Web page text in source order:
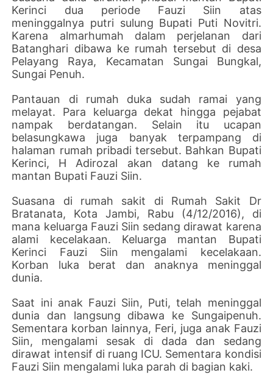
Kerinci dua periode Fauzi Siin atas
meninggalnya putri sulung Bupati Puti Novitri.
Karena almarhumah dalam perjelanan dari
Batanghari dibawa ke rumah tersebut di desa
Pelayang Raya, Kecamatan Sungai Bungkal,
Sungai Penuh.
Pantauan di rumah duka sudah ramai yang
melayat. Para keluarga dekat hingga pejabat
nampak berdatangan. Selain itu ucapan
belasungkawa juga banyak terpampang di
halaman rumah pribadi tersebut. Bahkan Bupati
Kerinci, H Adirozal akan datang ke rumah
mantan Bupati Fauzi Siin.
Suasana di rumah sakit di Rumah Sakit Dr
Bratanata, Kota Jambi, Rabu (4/12/2016), di
mana keluarga Fauzi Siin sedang dirawat karena
alami kecelakaan. Keluarga mantan Bupati
Kerinci Fauzi Siin mengalami kecelakaan.
Korban luka berat dan anaknya meninggal
dunia.
Saat ini anak Fauzi Siin, Puti, telah meninggal
dunia dan langsung dibawa ke Sungaipenuh.
Sementara korban lainnya, Feri, juga anak Fauzi
Siin, mengalami sesak di dada dan sedang
dirawat intensif di ruang ICU. Sementara kondisi
Fauzi Siin mengalami luka parah di bagian kaki.